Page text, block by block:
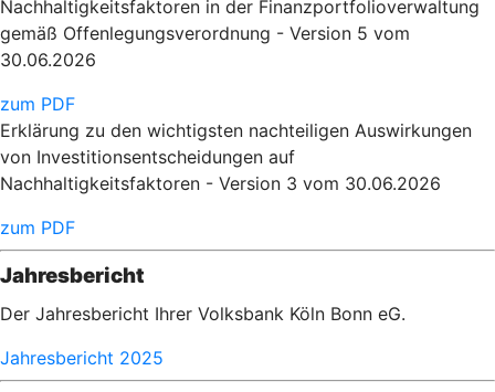
Nachhaltigkeitsfaktoren in der Finanzportfolioverwaltung
gemäß Offenlegungsverordnung - Version 5 vom
30.06.2026
zum PDF
Erklärung zu den wichtigsten nachteiligen Auswirkungen
von Investitionsentscheidungen auf
Nachhaltigkeitsfaktoren - Version 3 vom 30.06.2026
zum PDF
Jahresbericht
Der Jahresbericht Ihrer Volksbank Köln Bonn eG.
Jahresbericht 2025